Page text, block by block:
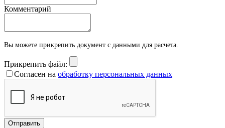
Комментарий
Вы можете прикрепить документ с данными для расчета.
Прикрепить файл:
Согласен на обработку персональных данных
Отправить